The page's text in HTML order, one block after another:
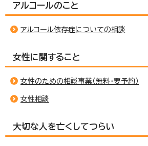
アルコールのこと
アルコール依存症についての相談
女性に関すること
女性のための相談事業（無料・要予約）
女性相談
大切な人を亡くしてつらい